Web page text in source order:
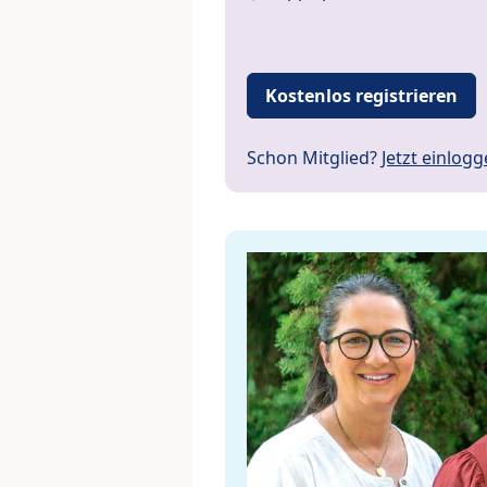
Kostenlos registrieren
Schon Mitglied? Jetzt